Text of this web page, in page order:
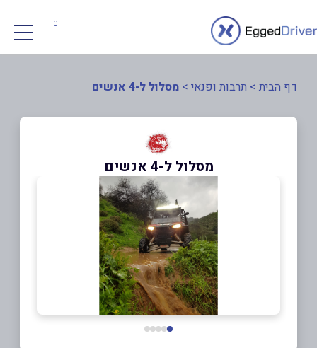
0
דף הבית > תרבות ופנאי > מסלול ל-4 אנשים
מסלול ל-4 אנשים